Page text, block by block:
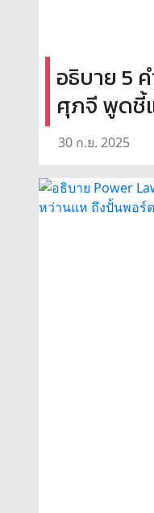
อธิบาย 5
ศุภจี พูดชี้
30 ก.ย. 2025